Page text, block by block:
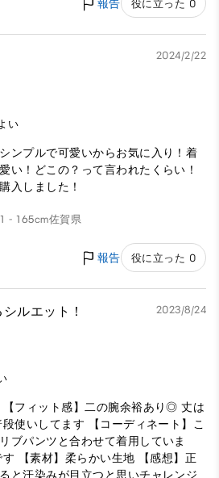
報告 役に立った 0
2024/2/22
い
ンプルで可愛いからお気に入り！着
い！どこの？って言われたくらい！
入しました！
- 165cm佐賀県
報告 役に立った 0
ルエット！ 2023/8/24
【フィット感】二の腕余裕あり◎ 丈は
使いしてます 【コーディネート】こ
ブパンツと合わせて着用していま
【素材】柔らかい生地 【感想】正